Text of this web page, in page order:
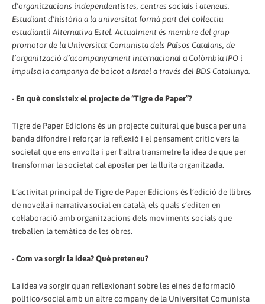
d’organitzacions independentistes, centres socials i ateneus.
Estudiant d’història a la universitat formà part del col·lectiu
estudiantil Alternativa Estel. Actualment és membre del grup
promotor de la Universitat Comunista dels Països Catalans, de
l’organització d’acompanyament internacional a Colòmbia IPO i
impulsa la campanya de boicot a Israel a través del BDS Catalunya.
- En què consisteix el projecte de “Tigre de Paper”?
Tigre de Paper Edicions és un projecte cultural que busca per una
banda difondre i reforçar la reflexió i el pensament crític vers la
societat que ens envolta i per l’altra transmetre la idea de que per
transformar la societat cal apostar per la lluita organitzada.
L’activitat principal de Tigre de Paper Edicions és l’edició de llibres
de novel·la i narrativa social en català, els quals s’editen en
col·laboració amb organitzacions dels moviments socials que
treballen la temàtica de les obres.
-Com va sorgir la idea? Què preteneu?
La idea va sorgir quan reflexionant sobre les eines de formació
político/social amb un altre company de la Universitat Comunista